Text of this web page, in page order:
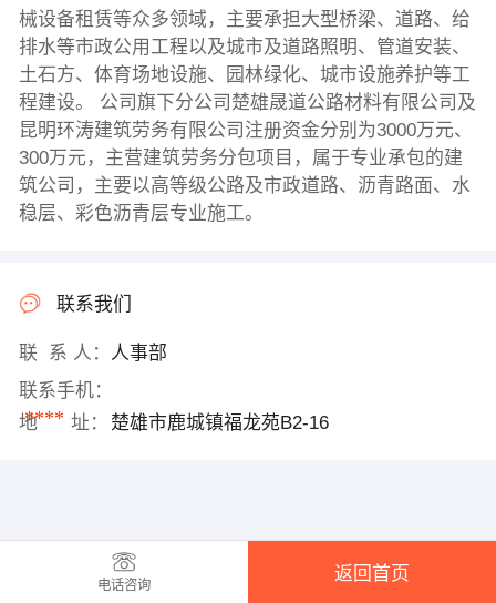
械设备租赁等众多领域，主要承担大型桥梁、道路、给
排水等市政公用工程以及城市及道路照明、管道安装、
土石方、体育场地设施、园林绿化、城市设施养护等工
程建设。 公司旗下分公司楚雄晟道公路材料有限公司及
昆明环涛建筑劳务有限公司注册资金分别为3000万元、
300万元，主营建筑劳务分包项目，属于专业承包的建
筑公司，主要以高等级公路及市政道路、沥青路面、水
稳层、彩色沥青层专业施工。
联系我们
联 系 人： 人事部
联系手机：
****
地 址： 楚雄市鹿城镇福龙苑B2-16
电话咨询
返回首页